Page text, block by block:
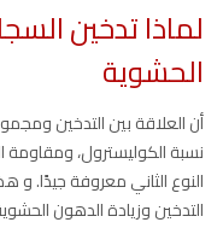
لماذا تدخين
الحشوية
أن العلاقة بين التدخين
نسبة الكوليسترول، ومقاومة
النوع الثاني معروفة جيدًا. و
التدخين وزيادة الدهون